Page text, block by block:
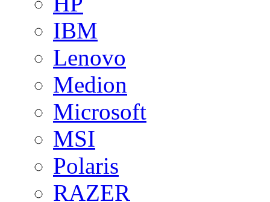
IBM
Lenovo
Medion
Microsoft
MSI
Polaris
RAZER